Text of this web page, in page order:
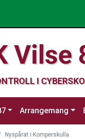
Vilse
I
Arrangemang
Nyspårat i Komperskulla